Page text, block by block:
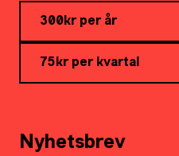
300kr per år
75kr per kvartal
Nyhetsbrev